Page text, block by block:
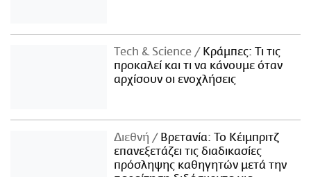
Τech & Science
Κράμπες: Τι τις
προκαλεί και τι να κάνουμε όταν
αρχίσουν οι ενοχλήσεις
Διεθνή
Βρετανία: Το Κέιμπριτζ
επανεξετάζει τις διαδικασίες
πρόσληψης καθηγητών μετά την